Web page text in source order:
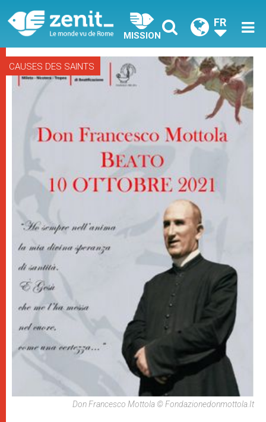
MISSION
FR
CAUSES DES SAINTS
Don Francesco Mottola © Fondazionedonmottola.it